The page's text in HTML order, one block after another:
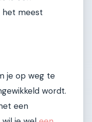
het meest
je op weg te
wordt.
een